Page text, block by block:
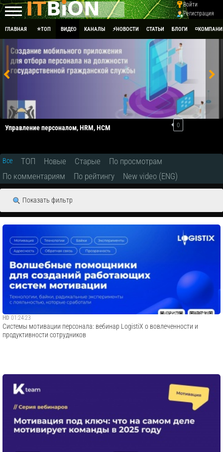
Войти
Регистрация
ГЛАВНАЯ ⭐ТОП ВИДЕО КАНАЛЫ ⚡НОВОСТИ СТАТЬИ БЛОГИ
0
Управление персоналом, HRM, НСM
Все ТОП Новые Старые
По просмотрам
По комментариям
По рейтингу New video (ENG)
Показать фильтр
HD 01:24:23
Cистемы мотивации персонала: вебинар LogistiX о вовлеченности и
продуктивности сотрудников